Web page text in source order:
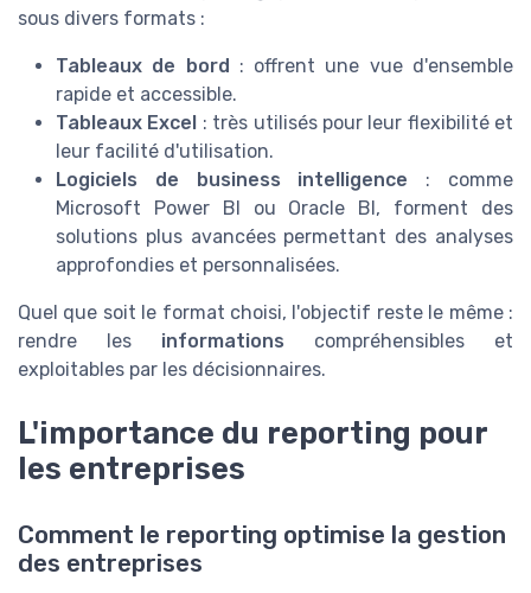
sous divers formats :
Tableaux de bord : offrent une vue d'ensemble
rapide et accessible.
Tableaux Excel : très utilisés pour leur flexibilité et
leur facilité d'utilisation.
Logiciels de business intelligence : comme
Microsoft Power BI ou Oracle BI, forment des
solutions plus avancées permettant des analyses
approfondies et personnalisées.
Quel que soit le format choisi, l'objectif reste le même :
rendre les informations compréhensibles et
exploitables par les décisionnaires.
L'importance du reporting pour
les entreprises
Comment le reporting optimise la gestion
des entreprises